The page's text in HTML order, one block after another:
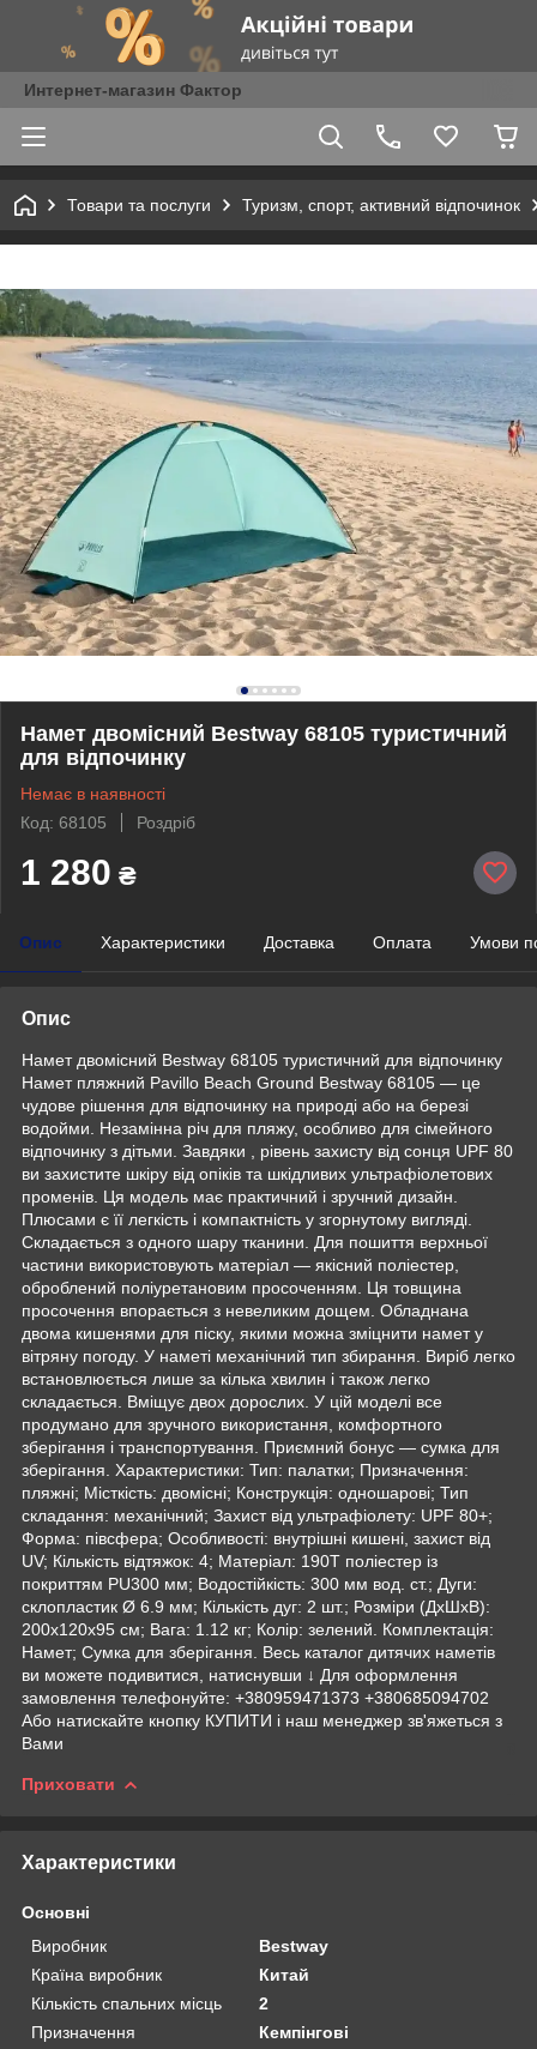
Интернет-магазин Фактор
Товари та послуги Туризм, спорт, активний відпочинок
Намет двомісний Bestway 68105 туристичний
для відпочинку
Немає в наявності
Код: 68105
Роздріб
1 280 ₴
Опис Характеристики Доставка Оплата Умови
Опис
Намет двомісний Bestway 68105 туристичний для відпочинку
Намет пляжний Pavillo Beach Ground Bestway 68105 — це
чудове рішення для відпочинку на природі або на березі
водойми. Незамінна річ для пляжу, особливо для сімейного
відпочинку з дітьми. Завдяки , рівень захисту від сонця UPF 80
ви захистите шкіру від опіків та шкідливих ультрафіолетових
променів. Ця модель має практичний і зручний дизайн.
Плюсами є її легкість і компактність у згорнутому вигляді.
Складається з одного шару тканини. Для пошиття верхньої
частини використовують матеріал — якісний поліестер,
оброблений поліуретановим просоченням. Ця товщина
просочення впорається з невеликим дощем. Обладнана
двома кишенями для піску, якими можна зміцнити намет у
вітряну погоду. У наметі механічний тип збирання. Виріб легко
встановлюється лише за кілька хвилин і також легко
складається. Вміщує двох дорослих. У цій моделі все
продумано для зручного використання, комфортного
зберігання і транспортування. Приємний бонус — сумка для
зберігання. Характеристики: Тип: палатки; Призначення:
пляжні; Місткість: двомісні; Конструкція: одношарові; Тип
складання: механічний; Захист від ультрафіолету: UPF 80+;
Форма: півсфера; Особливості: внутрішні кишені, захист від
UV; Кількість відтяжок: 4; Матеріал: 190T поліестер із
покриттям PU300 мм; Водостійкість: 300 мм вод. ст.; Дуги:
склопластик Ø 6.9 мм; Кількість дуг: 2 шт.; Розміри (ДхШхВ):
200х120х95 см; Вага: 1.12 кг; Колір: зелений. Комплектація:
Намет; Сумка для зберігання. Весь каталог дитячих наметів
ви можете подивитися, натиснувши ↓ Для оформлення
замовлення телефонуйте: +380959471373 +380685094702
Або натискайте кнопку КУПИТИ і наш менеджер зв'яжеться з
Вами
Приховати
Характеристики
Основні
Виробник
Bestway
Країна виробник
Китай
Кількість спальних місць
2
Призначення
Кемпінгові